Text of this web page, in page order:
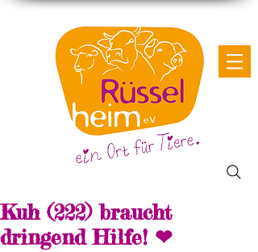
Kuh (222) braucht
dringend Hilfe! ❤